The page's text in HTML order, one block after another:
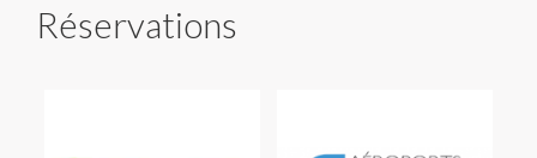
Réservations